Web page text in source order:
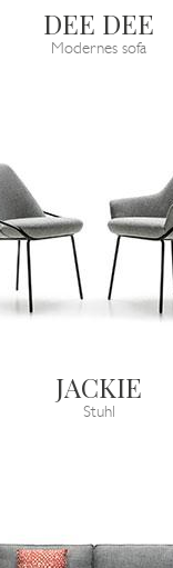
DEE DEE
Modernes sofa
JACKIE
Stuhl